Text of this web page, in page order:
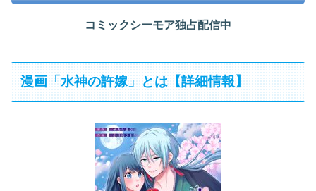
コミックシーモア独占配信中
漫画「水神の許嫁」とは【詳細情報】